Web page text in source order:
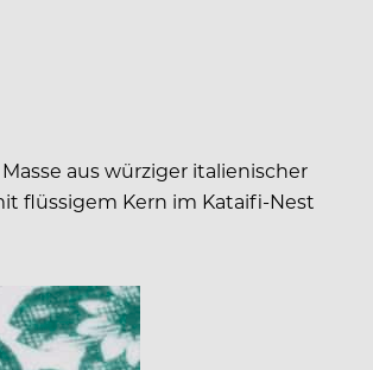
aus würziger italienischer
flüssigem Kern im Kataifi-Nest